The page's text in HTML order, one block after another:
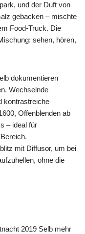
und der Duft von
gebacken – mischte
Food-Truck. Die
sehen, hören,
dokumentieren
Wechselnde
kontrastreiche
Offenblenden ab
– ideal für
mit Diffusor, um bei
ohne die
2019 Selb mehr